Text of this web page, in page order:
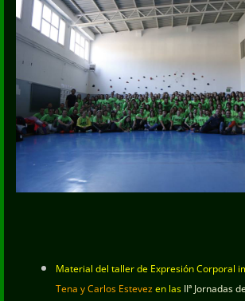
Material del taller de Expresión Corporal
Tena y Carlos Estevezen las IIª Jornadas